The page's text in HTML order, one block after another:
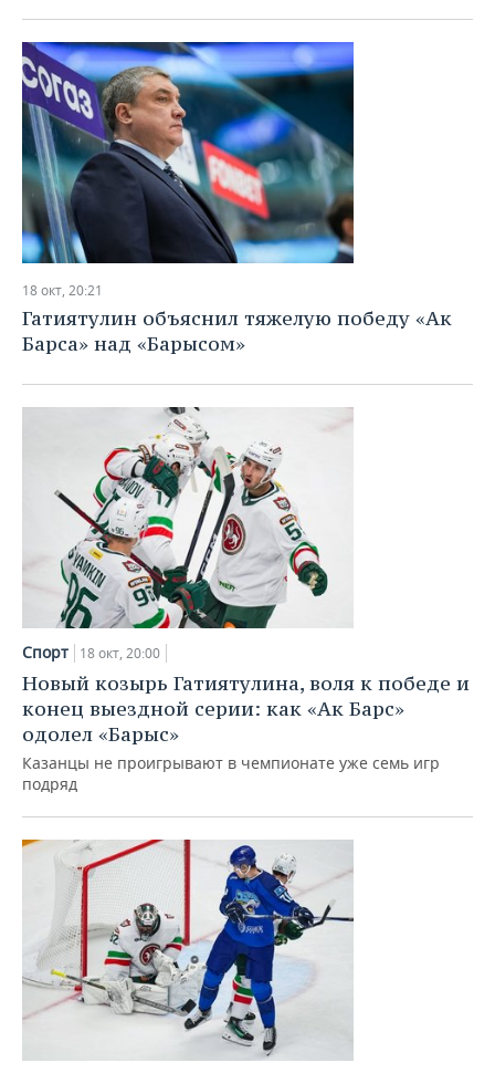
18 окт, 20:21
Гатиятулин объяснил тяжелую победу «Ак
Барса» над «Барысом»
Спорт 18 окт, 20:00
Новый козырь Гатиятулина, воля к победе и
конец выездной серии: как «Ак Барс»
одолел «Барыс»
Казанцы не проигрывают в чемпионате уже семь игр
подряд